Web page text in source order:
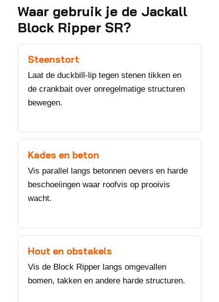
Waar gebruik je de Jackall
Block Ripper SR?
Steenstort
Laat de duckbill-lip tegen stenen tikken en
de crankbait over onregelmatige structuren
bewegen.
Kades en beton
Vis parallel langs betonnen oevers en harde
beschoeiingen waar roofvis op prooivis
wacht.
Hout en obstakels
Vis de Block Ripper langs omgevallen
bomen, takken en andere harde structuren.